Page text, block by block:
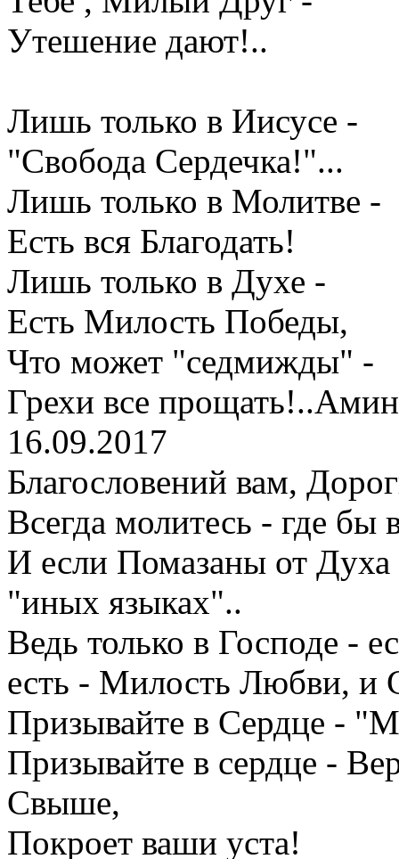
Утешение дают!..
Лишь только в Иисусе -
"Свобода Сердечка!"...
Лишь только в Молитве -
Есть вся Благодать!
Лишь только в Духе -
Есть Милость Победы,
Что может "седмижды" -
Грехи все
16.09.2017
Благословений вам,
Всегда молитесь - где
И если Помазаны от Духа
"иных языках"..
Ведь только в Господе -
есть - Милость Любви, и
Призывайте в Сердце -
Призывайте в сердце -
Свыше,
Покроет ваши уста!